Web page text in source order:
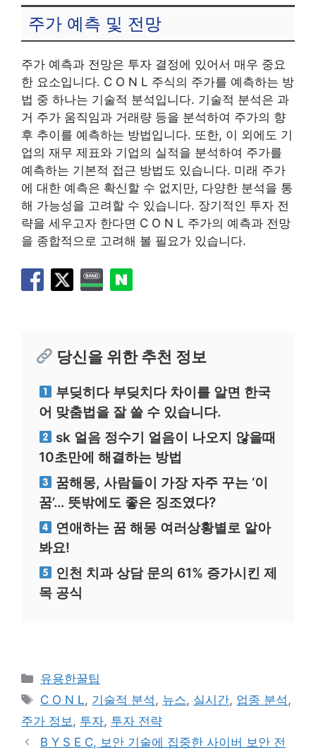
주가 예측 및 전망
주가 예측과 전망은 투자 결정에 있어서 매우 중요
한 요소입니다. C O N L 주식의 주가를 예측하는 방
법 중 하나는 기술적 분석입니다. 기술적 분석은 과
거 주가 움직임과 거래량 등을 분석하여 주가의 향
후 추이를 예측하는 방법입니다. 또한, 이 외에도 기
업의 재무 제표와 기업의 실적을 분석하여 주가를
예측하는 기본적 접근 방법도 있습니다. 미래 주가
에 대한 예측은 확신할 수 없지만, 다양한 분석을 통
해 가능성을 고려할 수 있습니다. 장기적인 투자 전
략을 세우고자 한다면 C O N L 주가의 예측과 전망
을 종합적으로 고려해 볼 필요가 있습니다.
당신을 위한 추천 정보
부딪히다 부딪치다 차이를 알면 한국
어 맞춤법을 잘 쓸 수 있습니다.
sk 얼음 정수기 얼음이 나오지 않을때
10초만에 해결하는 방법
꿈해몽, 사람들이 가장 자주 꾸는 ‘이
꿈’… 뜻밖에도 좋은 징조였다?
연애하는 꿈 해몽 여러상황별로 알아
봐요!
인천 치과 상담 문의 61% 증가시킨 제
목 공식
카
테
리
유용한꿀팁
태
그
C O N L, 기술적 분석 , 뉴스, 실시간, 업종 분석 ,
주가 정보 , 투자, 투자 전략
B Y S E C, 보안 기술에 집중한 사이버 보안 전